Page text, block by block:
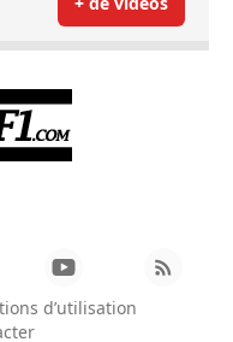
d’utilisation